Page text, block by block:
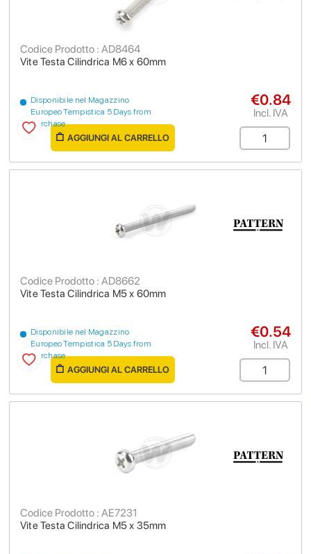
Vite Testa Cilindrica M6 x 60mm
Codice Prodotto : AD8464
Disponibile nel Magazzino
Europeo Tempistica 5 Days from
purchase
€0.84
Incl. IVA
AGGIUNGI AL CARRELLO
Vite Testa Cilindrica M5 x 60mm
Codice Prodotto : AD8662
Disponibile nel Magazzino
Europeo Tempistica 5 Days from
purchase
€0.54
Incl. IVA
AGGIUNGI AL CARRELLO
Vite Testa Cilindrica M5 x 35mm
Codice Prodotto : AE7231